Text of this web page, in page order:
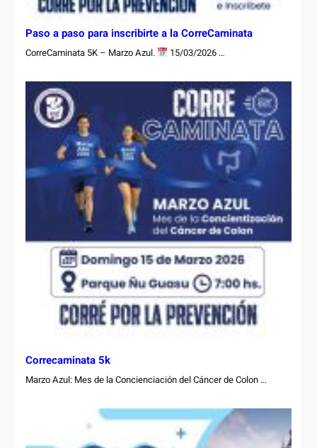
Paso a paso para inscribirte a la CorreCaminata
CorreCaminata 5K – Marzo Azul. 15/03/2026 …
Correcaminata 5k
Marzo Azul: Mes de la Concienciación del Cáncer de Colon …